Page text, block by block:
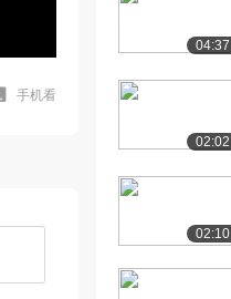
手机看
04:37
02:02
02:10